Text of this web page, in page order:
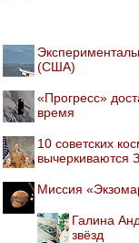
(США)
«Прогресс»
время
10 советских
вычеркиваются
Миссия
Галина
звёзд